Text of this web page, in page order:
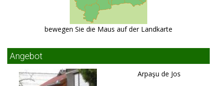
bewegen Sie die Maus auf der Landkarte
Angebot
Arpaşu de Jos